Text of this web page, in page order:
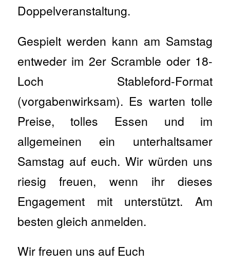
Doppelveranstaltung.
Gespielt werden kann am Samstag
entweder im 2er Scramble oder 18-
Loch Stableford-Format
(vorgabenwirksam). Es warten tolle
Preise, tolles Essen und im
allgemeinen ein unterhaltsamer
Samstag auf euch. Wir würden uns
riesig freuen, wenn ihr dieses
Engagement mit unterstützt. Am
besten gleich anmelden.
Wir freuen uns auf Euch